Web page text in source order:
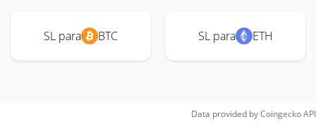
SL para BTC SL para ETH
Data provided byCoingeckoAPI